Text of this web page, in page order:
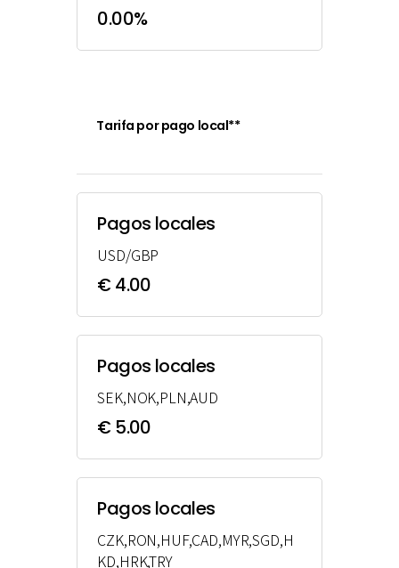
0.00%
Tarifa por pago local**
Pagos locales
USD/GBP
€ 4.00
Pagos locales
SEK,NOK,PLN,AUD
€ 5.00
Pagos locales
CZK,RON,HUF,CAD,MYR,SGD,H
KD,HRK,TRY